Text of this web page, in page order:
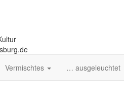
Vermischtes … ausgeleuchtet